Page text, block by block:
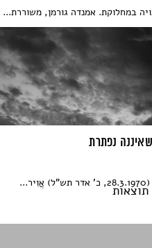
במחלוקת. אמנדה גורמן, משוררת...
נפתרת